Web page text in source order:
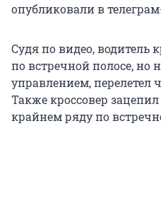
опубликовали в
Судя по видео, водитель
по встречной полосе, но
управлением, перелетел
Также кроссовер зацепил
крайнем ряду по